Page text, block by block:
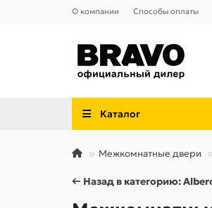
О компании Способы оплаты
Каталог
Межкомнатные двери
← Назад в категорию: